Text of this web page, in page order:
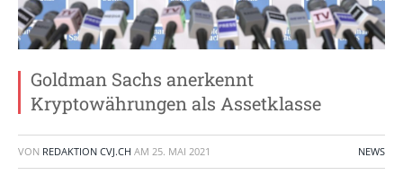
Goldman Sachs anerkennt
Kryptowährungen als Assetklasse
VON REDAKTION CVJ.CH AM 25. MAI 2021 NEWS